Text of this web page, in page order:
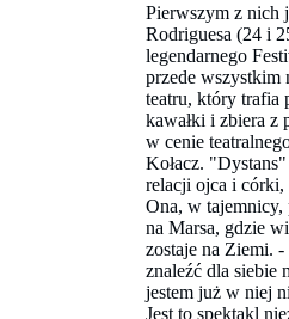
Pierwszym z nich
Rodriguesa (24 i
legendarnego
przede wszystkim
teatru, który trafia
kawałki i zbiera z
w cenie
Kołacz.
relacji ojca i córki,
Ona, w tajemnicy,
na Marsa, gdzie
zostaje na Ziemi.
znaleźć dla siebie
jestem już w niej
Jest to spektakl